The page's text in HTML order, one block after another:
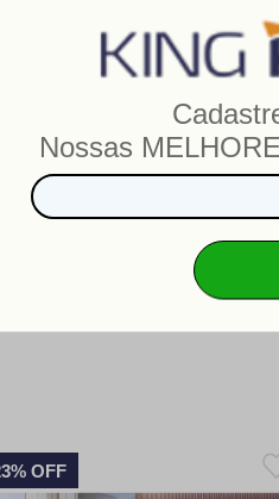
Sofá Retrátil Reclinável Paris 1,50m
Velut Bege Molas Ensacadas -
King House
PIX/BOLETO (10% OFF)
deR$141,10
OFF